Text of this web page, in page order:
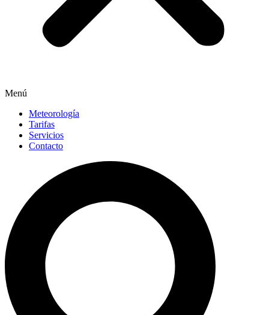
Menú
Meteorología
Tarifas
Servicios
Contacto